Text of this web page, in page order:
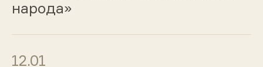
народа»
12.01